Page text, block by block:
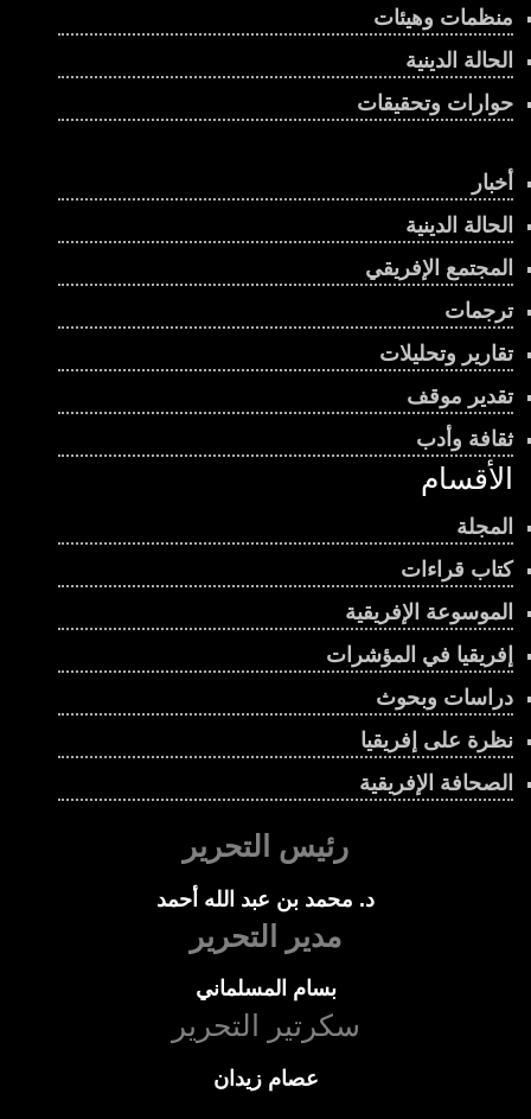
منظمات وهيئات
الحالة الدينية
حوارات وتحقيقات
أخبار
الحالة الدينية
المجتمع الإفريقي
ترجمات
تقارير وتحليلات
تقدير موقف
ثقافة وأدب
الأقسام
المجلة
كتاب قراءات
الموسوعة الإفريقية
إفريقيا في المؤشرات
دراسات وبحوث
نظرة على إفريقيا
الصحافة الإفريقية
رئيس التحرير
د. محمد بن عبد الله أحمد
مدير التحرير
بسام المسلماني
سكرتير التحرير
عصام زيدان